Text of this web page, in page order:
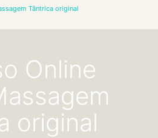
Tântrica original
original